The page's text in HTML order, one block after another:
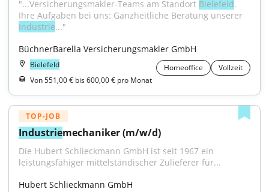
"...Versicherungsmakler-Teams am Standort Bielefeld.
Industrie..."
BüchnerBarella Versicherungsmakler GmbH
Bielefeld Homeoffice
Vollzeit
Von 551,00 € bis 600,00 € pro Monat
TOP-JOB
Industriemechaniker (m/w/d)
Die Hubert Schlieckmann GmbH ist seit 1967 ein
leistungsfähiger mittelständischer Zulieferer für...
Hubert Schlieckmann GmbH